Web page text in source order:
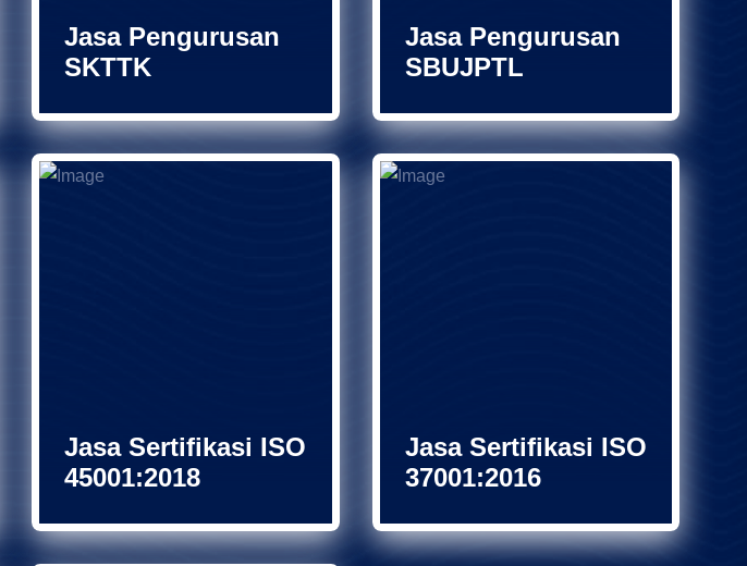
Jasa Pengurusan
SKTTK
Jasa Pengurusan
SBUJPTL
Jasa Sertifikasi ISO
45001:2018
Jasa Sertifikasi ISO
37001:2016